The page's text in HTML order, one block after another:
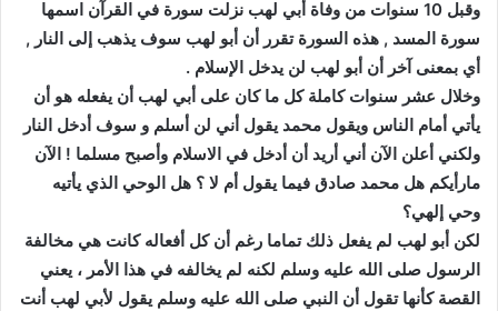
وقبل 10 سنوات من وفاة أبي لهب نزلت سورة في القرآن اسمها
سورة المسد , هذه السورة تقرر أن أبو لهب سوف يذهب إلى النار ,
أي بمعنى آخر أن أبو لهب لن يدخل الإسلام .
وخلال عشر سنوات كاملة كل ما كان على أبي لهب أن يفعله هو أن
يأتي أمام الناس ويقول محمد يقول أني لن أسلم و سوف أدخل النار
ولكني أعلن الآن أني أريد أن أدخل في الاسلام وأصبح مسلما ! الآن
مارأيكم هل محمد صادق فيما يقول أم لا ؟ هل الوحي الذي يأتيه
وحي إلهي؟
لكن أبو لهب لم يفعل ذلك تماما رغم أن كل أفعاله كانت هي مخالفة
الرسول صلى الله عليه وسلم لكنه لم يخالفه في هذا الأمر ، يعني
القصة كأنها تقول أن النبي صلى الله عليه وسلم يقول لأبي لهب أنت